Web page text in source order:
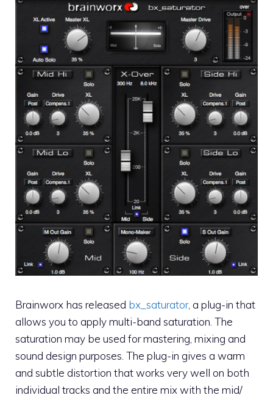
Brainworx has released bx_saturator, a plug-in that
allows you to apply multi-band saturation. The
saturation may be used for mastering, mixing and
sound design purposes. The plug-in gives a warm
and subtle distortion that works very well on both
individual tracks and the entire mix with the mid/